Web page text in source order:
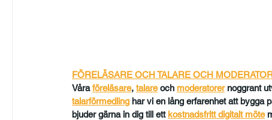
FÖRELÄSARE OCH TALARE OCH
Våra föreläsare, talare och moderatorer noggrant
talarförmedling har vi en lång erfarenhet att bygga
bjuder gärna in dig till ett kostnadsfritt digitalt möte